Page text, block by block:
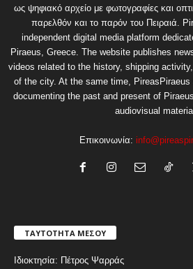
ως ψηφιακό αρχείο με φωτογραφίες και
παρελθόν και το παρόν του Πειραιά.
independent digital media platform
Piraeus, Greece. The website publishes
videos related to the history, shipping
of the city. At the same time,
documenting the past and present of
audiovisual
Επικοινωνία:
ΤΑΥΤΟΤΗΤΑ ΜΕΣΟΥ
Ιδιοκτησία: Πέτρος Ψαρράς